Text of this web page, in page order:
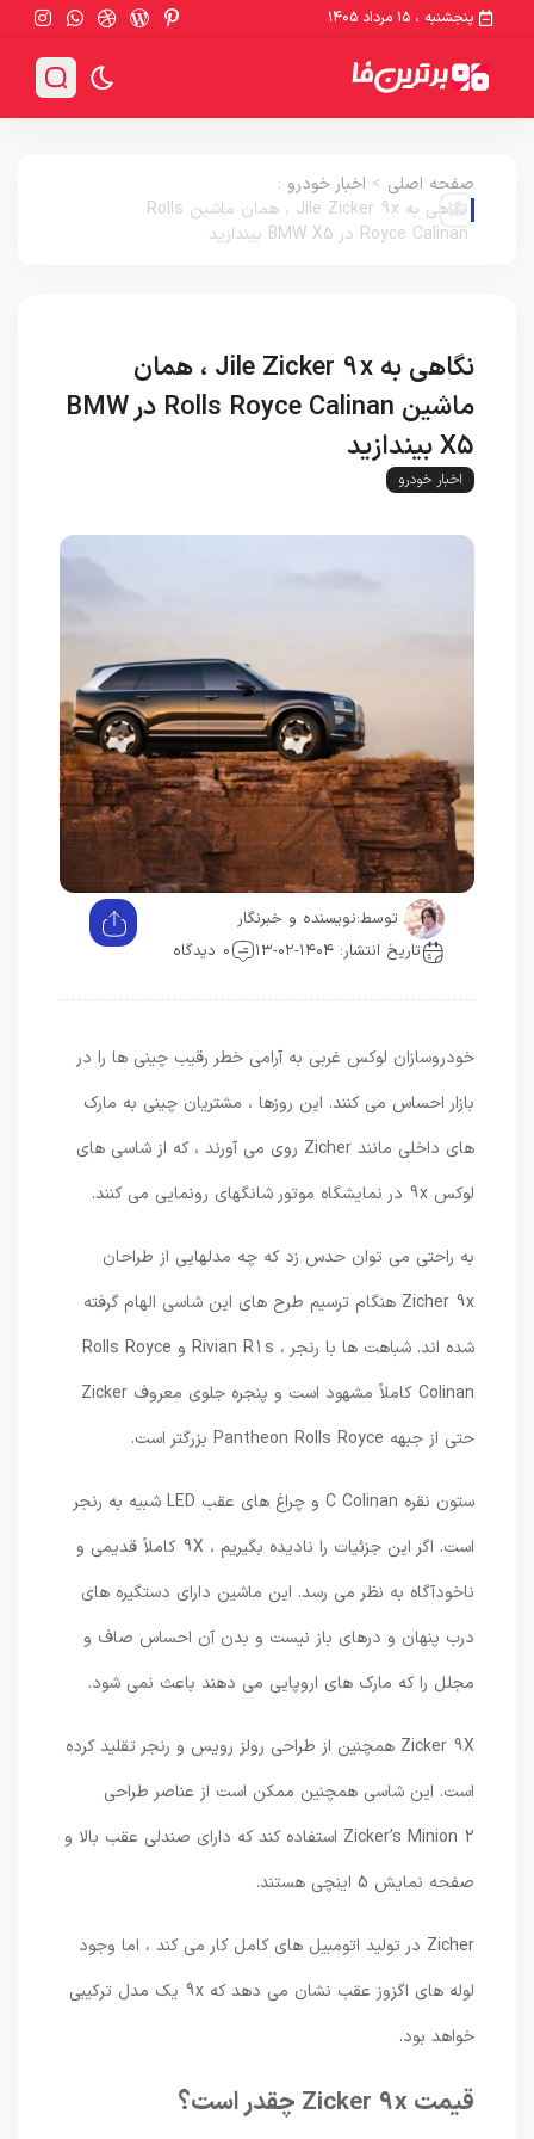
پنجشنبه ، ۱۵ مرداد ۱۴۰۵
صفحه اصلی > اخبار خودرو :
نگاهی به Jile Zicker 9x ، همان ماشین Rolls
Royce Calinan در BMW X5 بیندازید
نگاهی به Jile Zicker 9x ، همان
ماشین Rolls Royce Calinan در BMW
اخبار خودرو
توسط: نویسنده و خبرنگار
تاریخ انتشار: ۱۴۰۴-۰۲-۱۳
0 دیدگاه
خودروسازان لوکس غربی به آرامی خطر رقیب چینی ها را در
بازار احساس می کنند. این روزها ، مشتریان چینی به مارک
های داخلی مانند Zicher روی می آورند ، که از شاسی های
به راحتی می توان حدس زد که چه مدلهایی از طراحان
Zicher 9x هنگام ترسیم طرح های این شاسی الهام گرفته
شده اند. شباهت ها با رنجر ، Rivian R1s و Rolls Royce
Colinan کاملاً مشهود است و پنجره جلوی معروف Zicker
حتی از جبهه Pantheon Rolls Royce بزرگتر است.
ستون نقره C Colinan و چراغ های عقب LED شبیه به رنجر
است. اگر این جزئیات را نادیده بگیریم ، 9X کاملاً قدیمی و
ناخودآگاه به نظر می رسد. این ماشین دارای دستگیره های
درب پنهان و درهای باز نیست و بدن آن احساس صاف و
مجلل را که مارک های اروپایی می دهند باعث نمی شود.
Zicker 9X همچنین از طراحی رولز رویس و رنجر تقلید کرده
است. این شاسی همچنین ممکن است از عناصر طراحی
Zicker’s Minion 2 استفاده کند که دارای صندلی عقب بالا و
صفحه نمایش 5 اینچی هستند.
Zicher در تولید اتومبیل های کامل کار می کند ، اما وجود
لوله های اگزوز عقب نشان می دهد که 9x یک مدل ترکیبی
خواهد بود.
قیمت Zicker 9x چقدر است؟